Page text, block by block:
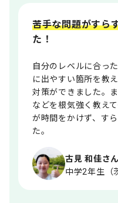
古見 和佳さん
中学2年生（
苦手な問題がすら
た！
自分のレベルに合っ
に出やすい箇所を教
対策ができました。
などを根気強く教え
が時間をかけず、す
た。